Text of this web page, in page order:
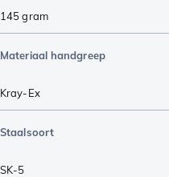
145gram
Materiaal handgreep
Kray-Ex
Staalsoort
SK-5